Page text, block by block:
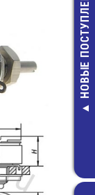
Разъем
конт. (м)
(HU-7)
НОВЫЕ ПОСТУПЛЕНИЯ